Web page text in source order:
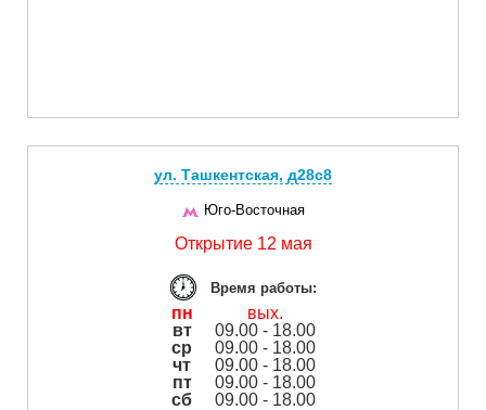
ул. Ташкентская, д28с8
Юго-Восточная
Открытие 12 мая
Время работы:
пн
вых.
вт
09.00 - 18.00
ср
09.00 - 18.00
чт
09.00 - 18.00
пт
09.00 - 18.00
сб
09.00 - 18.00